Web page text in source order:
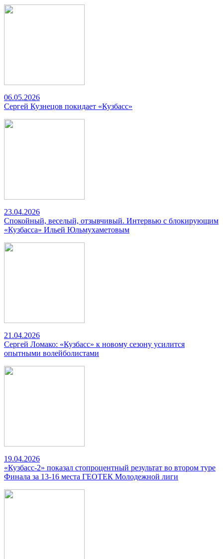
06.05.2026
Сергей Кузнецов покидает «Кузбасс»
23.04.2026
Спокойный, веселый, отзывчивый. Интервью с блокирующим
«Кузбасса» Ильей Юльмухаметовым
21.04.2026
Сергей Ломако: «Кузбасс» к новому сезону усилится
опытными волейболистами
19.04.2026
«Кузбасс-2» показал стопроцентный результат во втором туре
Финала за 13-16 места ГЕОТЕК Молодежной лиги